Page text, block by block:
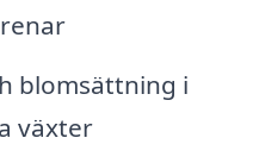
blomsättning i
växter